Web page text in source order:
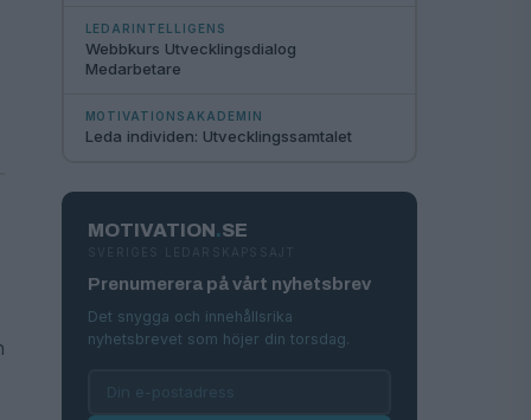
LEDARINTELLIGENS
Webbkurs Utvecklingsdialog
Medarbetare
MOTIVATIONSAKADEMIN
Leda individen: Utvecklingssamtalet
MOTIVATION.SE
SVERIGES LEDARSKAPSSAJT
Prenumerera på vårt nyhetsbrev
Det snygga och innehållsrika
nyhetsbrevet som höjer din torsdag.